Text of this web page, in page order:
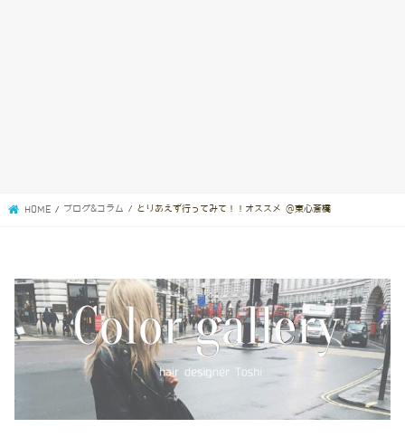
HOME ブログ&コラム とりあえず行ってみて！！オススメ @東心斎橋